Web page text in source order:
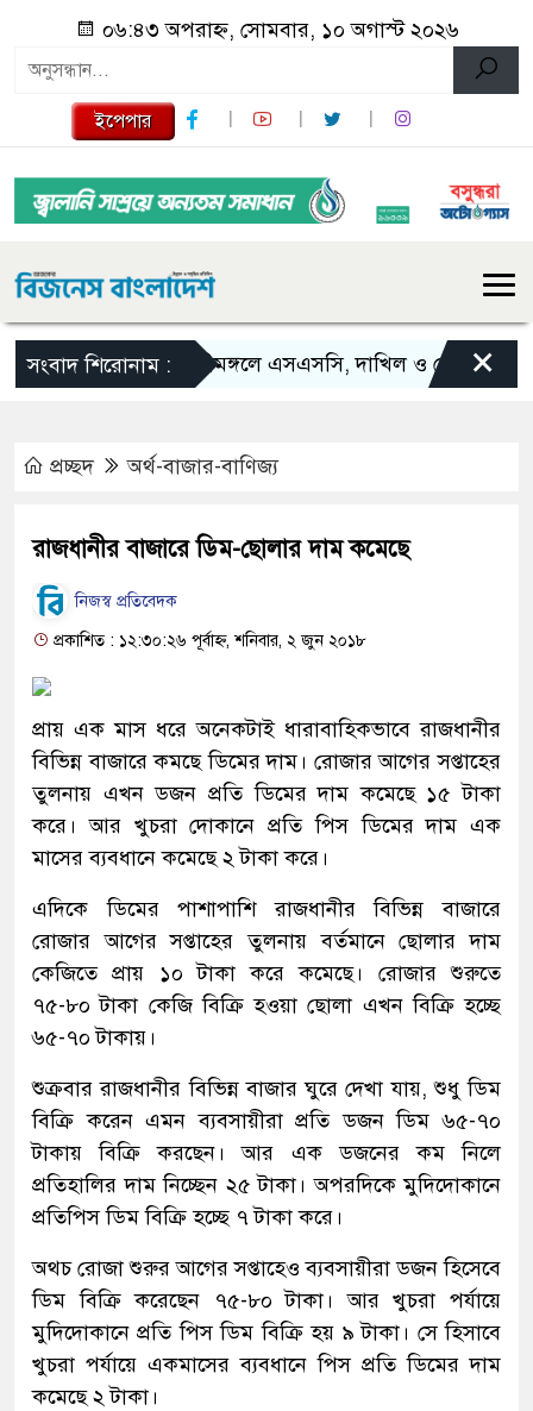
০৬:৪৩ অপরাহ্ন, সোমবার, ১০ অগাস্ট ২০২৬
ইপেপার
সংবাদ শিরোনাম :শ্রীমঙ্গলে এসএসসি, দাখিল ও ভোকেশনালে
×
প্রচ্ছদ অর্থ-বাজার-বাণিজ্য
রাজধানীর বাজারে ডিম-ছোলার দাম কমেছে
নিজস্ব প্রতিবেদক
প্রকাশিত : ১২:৩০:২৬ পূর্বাহ্ন, শনিবার, ২ জুন ২০১৮
প্রায় এক মাস ধরে অনেকটাই ধারাবাহিকভাবে রাজধানীর
বিভিন্ন বাজারে কমছে ডিমের দাম। রোজার আগের সপ্তাহের
তুলনায় এখন ডজন প্রতি ডিমের দাম কমেছে ১৫ টাকা
করে। আর খুচরা দোকানে প্রতি পিস ডিমের দাম এক
মাসের ব্যবধানে কমেছে ২ টাকা করে।
এদিকে ডিমের পাশাপাশি রাজধানীর বিভিন্ন বাজারে
রোজার আগের সপ্তাহের তুলনায় বর্তমানে ছোলার দাম
কেজিতে প্রায় ১০ টাকা করে কমেছে। রোজার শুরুতে
৭৫-৮০ টাকা কেজি বিক্রি হওয়া ছোলা এখন বিক্রি হচ্ছে
৬৫-৭০ টাকায়।
শুক্রবার রাজধানীর বিভিন্ন বাজার ঘুরে দেখা যায়, শুধু ডিম
বিক্রি করেন এমন ব্যবসায়ীরা প্রতি ডজন ডিম ৬৫-৭০
টাকায় বিক্রি করছেন। আর এক ডজনের কম নিলে
প্রতিহালির দাম নিচ্ছেন ২৫ টাকা। অপরদিকে মুদিদোকানে
প্রতিপিস ডিম বিক্রি হচ্ছে ৭ টাকা করে।
অথচ রোজা শুরুর আগের সপ্তাহেও ব্যবসায়ীরা ডজন হিসেবে
ডিম বিক্রি করেছেন ৭৫-৮০ টাকা। আর খুচরা পর্যায়ে
মুদিদোকানে প্রতি পিস ডিম বিক্রি হয় ৯ টাকা। সে হিসাবে
খুচরা পর্যায়ে একমাসের ব্যবধানে পিস প্রতি ডিমের দাম
কমেছে ২ টাকা।